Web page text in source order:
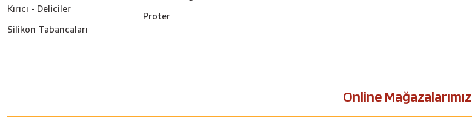
Kırıcı - Deliciler
Silikon Tabancaları
Proter
Online Mağazalarımız